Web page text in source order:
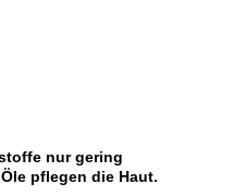
nur gering
pflegen die Haut.